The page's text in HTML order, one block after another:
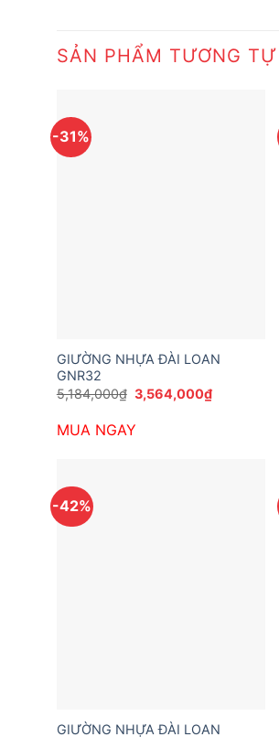
SẢN PHẨM TƯƠNG TỰ
-31%
GIƯỜNG NHỰA ĐÀI LOAN
GNR32
5,184,000₫ Giá
gốc
5,184,000₫.
3,564,000₫Giá
MUA NGAY
-42%
GIƯỜNG NHỰA ĐÀI LOAN